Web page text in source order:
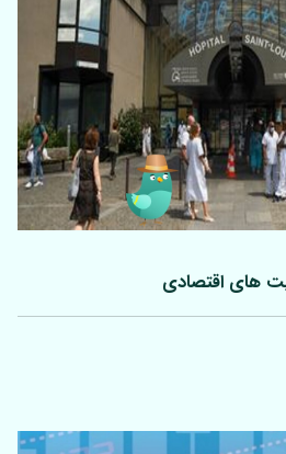
های اقتصادی